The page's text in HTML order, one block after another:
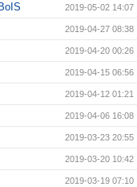
2019-05-02 14:07
2019-04-27 08:38
2019-04-20 00:26
2019-04-15 06:56
2019-04-12 01:21
2019-04-06 16:08
2019-03-23 20:55
2019-03-20 10:42
2019-03-19 07:10